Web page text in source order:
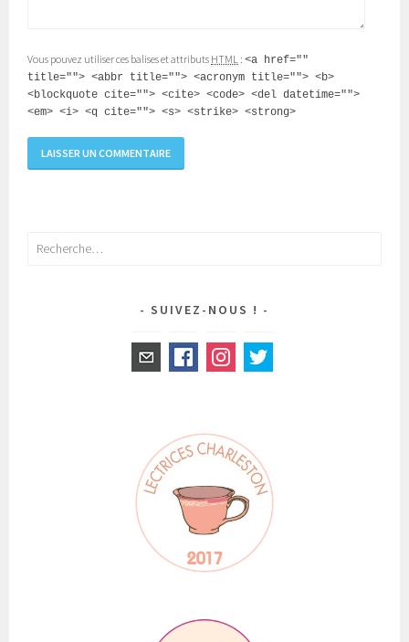
Vous pouvez utiliser ces balises et attributs HTML :<a href=""
title=""> <abbr title=""> <acronym title=""> <b>
<blockquote cite=""> <cite> <code> <del datetime="">
<em> <i> <q cite=""> <s> <strike> <strong>
Rechercher :
SUIVEZ-NOUS !